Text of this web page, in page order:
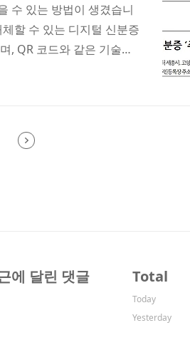
수 있는 방법이 생겼습니
할 수 있는 디지털 신분증
, QR 코드와 같은 기술을
이유로 필요합니다. 기
할 수 있습니다. 12월 27
고 합니다. 시..
에 달린 댓글 Total
Today
Yesterday